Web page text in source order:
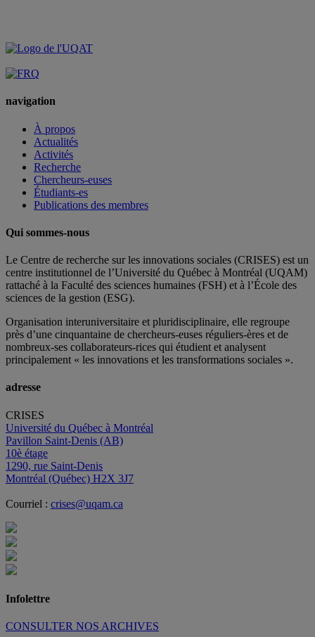
navigation
À propos
Actualités
Activités
Recherche
Chercheurs-euses
Étudiants-es
Publications des membres
Qui sommes-nous
Le Centre de recherche sur les innovations sociales (CRISES) est un
centre institutionnel de l’Université du Québec à Montréal (UQAM)
rattaché à la Faculté des sciences humaines (FSH) et à l’École des
sciences de la gestion (ESG).
Organisation interuniversitaire et pluridisciplinaire, elle regroupe
près d’une cinquantaine de chercheurs-euses réguliers-ères et de
nombreux-ses collaborateurs-rices qui étudient et analysent
principalement « les innovations et les transformations sociales ».
adresse
CRISES
Université du Québec à Montréal
Pavillon Saint-Denis (AB)
10è étage
1290, rue Saint-Denis
Montréal (Québec) H2X 3J7
Courriel : crises@uqam.ca
Infolettre
CONSULTER NOS ARCHIVES